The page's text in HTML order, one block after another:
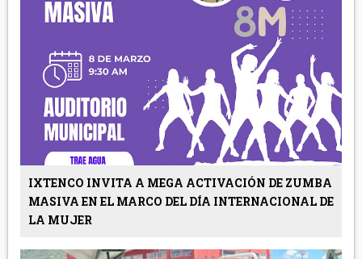
IXTENCO INVITA A MEGA ACTIVACIÓN DE ZUMBA
MASIVA EN EL MARCO DEL DÍA INTERNACIONAL DE
LA MUJER